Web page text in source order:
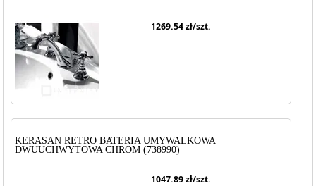
1269.54zł/szt.
KERASAN RETRO BATERIA UMYWALKOWA
DWUUCHWYTOWA CHROM (738990)
1047.89zł/szt.